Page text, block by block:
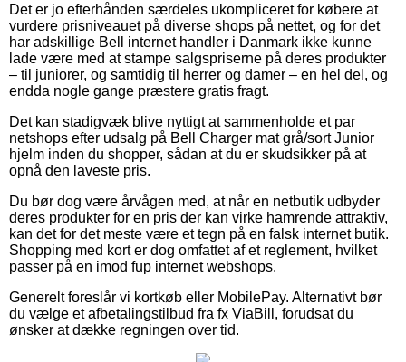
Det er jo efterhånden særdeles ukompliceret for købere at
vurdere prisniveauet på diverse shops på nettet, og for det
har adskillige Bell internet handler i Danmark ikke kunne
lade være med at stampe salgspriserne på deres produkter
– til juniorer, og samtidig til herrer og damer – en hel del, og
endda nogle gange præstere gratis fragt.
Det kan stadigvæk blive nyttigt at sammenholde et par
netshops efter udsalg på Bell Charger mat grå/sort Junior
hjelm inden du shopper, sådan at du er skudsikker på at
opnå den laveste pris.
Du bør dog være årvågen med, at når en netbutik udbyder
deres produkter for en pris der kan virke hamrende attraktiv,
kan det for det meste være et tegn på en falsk internet butik.
Shopping med kort er dog omfattet af et reglement, hvilket
passer på en imod fup internet webshops.
Generelt foreslår vi kortkøb eller MobilePay. Alternativt bør
du vælge et afbetalingstilbud fra fx ViaBill, forudsat du
ønsker at dække regningen over tid.